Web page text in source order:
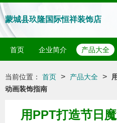
蒙城县玖隆国际恒祥装饰店
首页 企业简介 产品大全
当前位置： 首页 > 产品大全 >
动画装饰指南
用PPT打造节日